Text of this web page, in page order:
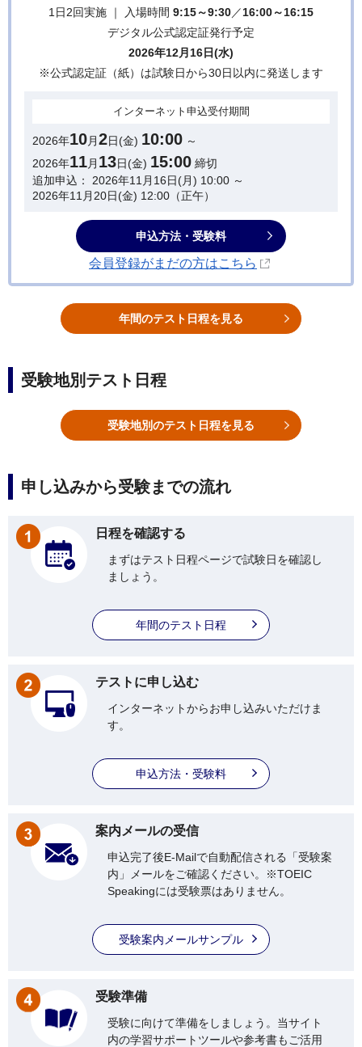
1日2回実施 ｜ 入場時間 9:15～9:30／16:00～16:15
デジタル公式認定証発行予定
2026年12月16日(水)
※公式認定証（紙）は試験日から30日以内に発送します
申込方法・受験料
会員登録がまだの方はこちら
インターネット 申込受付期間
2026年10月2日(金) 10:00 ～
2026年11月 13日(金) 15:00 締切
追加申込： 2026年11月16日(月) 10:00 ～
2026年11月20日(金) 12:00（正午）
年間のテスト日程を見る
受験地別テスト日程
受験地別のテスト日程を見る
申し込みから受験までの流れ
日程を確認する
まずはテスト日程ページで試験日を確認し
ましょう。
年間のテスト日程
テストに申し込む
インターネットからお申し込みいただけま
す。
申込方法・受験料
案内メールの受信
申込完了後E-Mailで自動配信される「受験案
内」メールをご確認ください。※TOEIC
Speakingには受験票はありません。
受験案内メールサンプル
受験準備
受験に向けて準備をしましょう。当サイト
内の学習サポートツールや参考書もご活用